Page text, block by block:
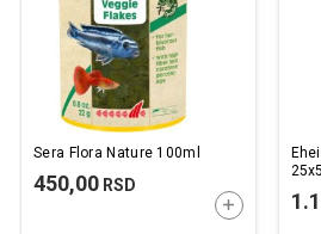
Sera Flora Nature 100ml
450,00 RSD
DODAJTE U